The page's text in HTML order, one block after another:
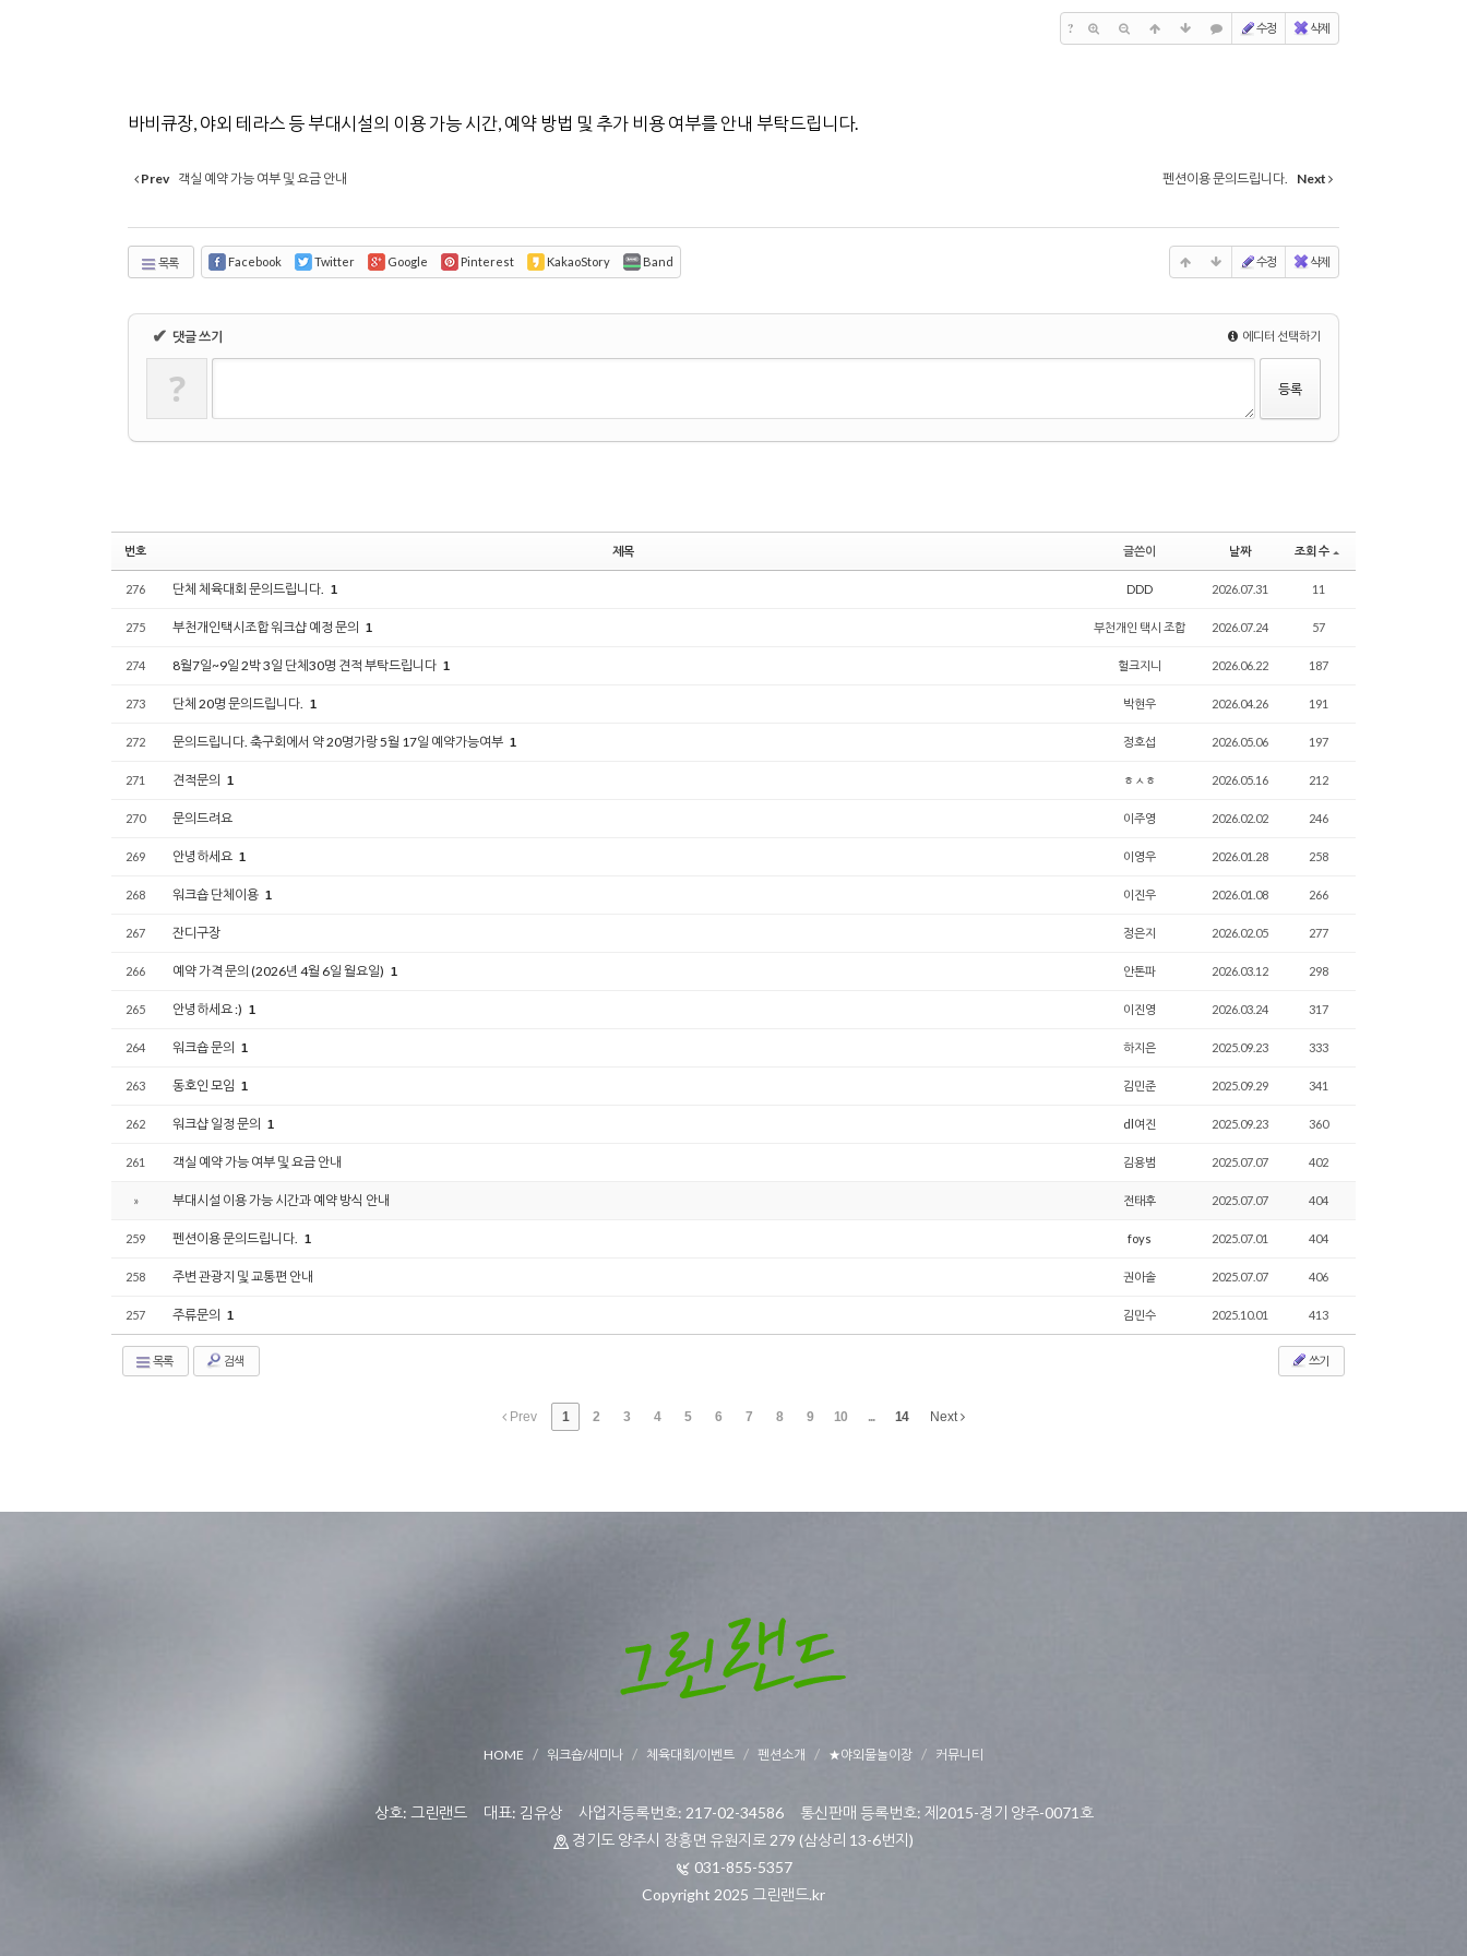
? 수정 삭제
바비큐장, 야외 테라스 등 부대시설의 이용 가능 시간, 예약 방법 및 추가 비용 여부를 안내 부탁드립니다.
Prev 객실 예약 가능 여부 및 요금 안내 펜션이용 문의드립니다. Next
목록 Facebook Twitter Google Pinterest KakaoStory Band 수정 삭제
✔ 댓글 쓰기 에디터 선택하기
?
번호 제목 글쓴이 날짜 조회 수
276 단체 체육대회 문의드립니다. 1 DDD 2026.07.31 11
275 부천개인택시조합 워크샵 예정 문의 1 부천개인 택시 조합 2026.07.24 57
274 8월7일~9일 2박 3일 단체30명 견적 부탁드립니다 1 헐크지니 2026.06.22 187
273 단체 20명 문의드립니다. 1 박현우 2026.04.26 191
272 문의드립니다. 축구회에서 약 20명가랑 5월 17일 예약가능여부 1 정호섭 2026.05.06 197
271 견적문의 1 ㅎㅅㅎ 2026.05.16 212
270 문의드려요 이주영 2026.02.02 246
269 안녕하세요 1 이영우 2026.01.28 258
268 워크숍 단체이용 1 이진우 2026.01.08 266
267 잔디구장 정은지 2026.02.05 277
266 예약 가격 문의 (2026년 4월 6일 월요일) 1 안톤파 2026.03.12 298
265 안녕하세요 :) 1 이진영 2026.03.24 317
264 워크숍 문의 1 하지은 2025.09.23 333
263 동호인 모임 1 김민준 2025.09.29 341
262 워크샵 일정 문의 1 dl여진 2025.09.23 360
261 객실 예약 가능 여부 및 요금 안내 김용범 2025.07.07 402
» 부대시설 이용 가능 시간과 예약 방식 안내 전태후 2025.07.07 404
259 펜션이용 문의드립니다. 1 foys 2025.07.01 404
258 주변 관광지 및 교통편 안내 권아솔 2025.07.07 406
257 주류문의 1 김민수 2025.10.01 413
목록 검색 쓰기
Prev 1 2 3 4 5 6 7 8 9 10 ... 14 Next
HOME 워크숍/세미나 체육대회/이벤트 펜션소개 ★야외물놀이장 커뮤니티
상호: 그린랜드 대표: 김유상 사업자등록번호: 217-02-34586 통신판매 등록번호: 제2015-경기 양주-0071호
경기도 양주시 장흥면 유원지로 279 (삼상리 13-6번지)
031-855-5357
Copyright 2025 그린랜드.kr